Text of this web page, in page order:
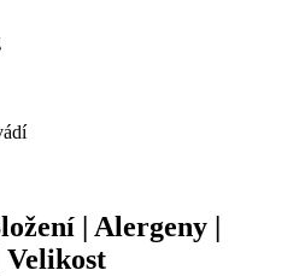
| Alergeny |